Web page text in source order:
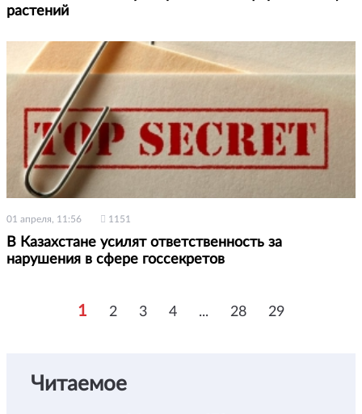
растений
01 апреля, 11:56 1151
В Казахстане усилят ответственность за
нарушения в сфере госсекретов
1 2 3 4 ... 28 29
Читаемое